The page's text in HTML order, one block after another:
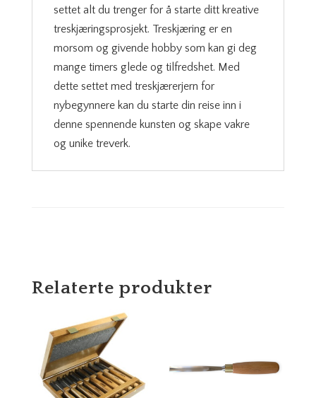
settet alt du trenger for å starte ditt kreative
treskjæringsprosjekt. Treskjæring er en
morsom og givende hobby som kan gi deg
mange timers glede og tilfredshet. Med
dette settet med treskjærerjern for
nybegynnere kan du starte din reise inn i
denne spennende kunsten og skape vakre
og unike treverk.
Relaterte produkter